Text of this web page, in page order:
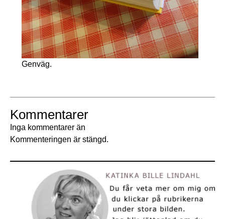
Genväg.
Kommentarer
Inga kommentarer än
Kommenteringen är stängd.